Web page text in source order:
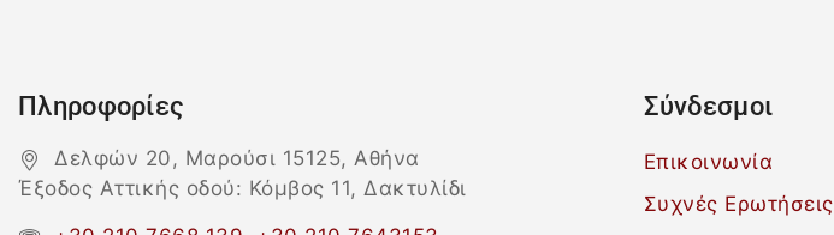
Πληροφορίες
Δελφών 20, Μαρούσι 15125, Αθήνα
Έξοδος Αττικής οδού: Κόμβος 11, Δακτυλίδι
Σύνδεσμοι
Επικοινωνία
Συχνές Ερωτήσεις